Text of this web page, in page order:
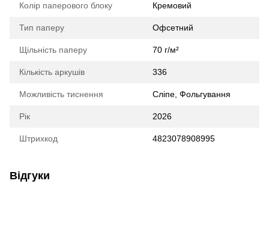
Колір паперового блоку Кремовий
Тип паперу Офсетний
Щільність паперу 70 г/м²
Кількість аркушів 336
Можливість тиснення Сліпе, Фольгування
Рік 2026
Штрихкод 4823078908995
Відгуки